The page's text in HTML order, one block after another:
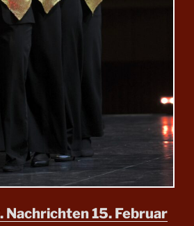
Nachrichten 15. Februar